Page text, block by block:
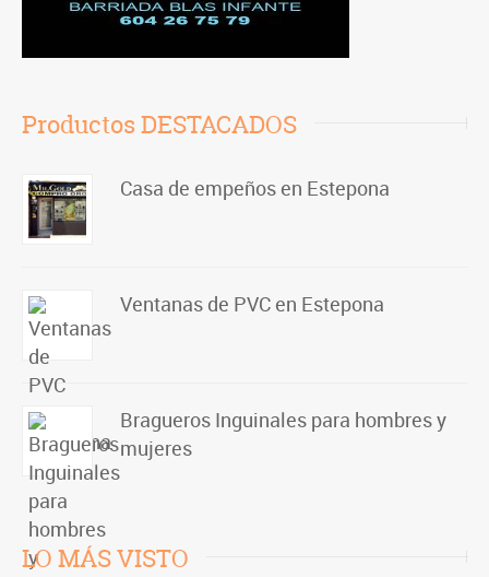
Productos DESTACADOS
Casa de empeños en Estepona
Ventanas de PVC en Estepona
Bragueros Inguinales para hombres y
mujeres
LO MÁS VISTO